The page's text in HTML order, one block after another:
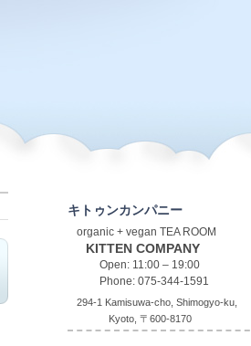
キトゥンカンパニー
organic + vegan TEA ROOM
KITTEN COMPANY
Open: 11:00 – 19:00
Phone: 075-344-1591
294-1 Kamisuwa-cho, Shimogyo-ku,
Kyoto, 〒600-8170